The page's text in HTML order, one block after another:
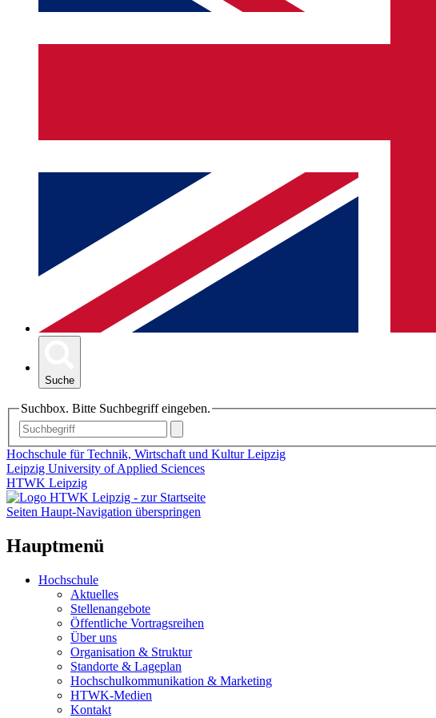
Suche
Suchbox. Bitte Suchbegriff eingeben.
Hochschule für Technik, Wirtschaft und Kultur Leipzig
Leipzig University of Applied Sciences
HTWK Leipzig
Seiten Haupt-Navigation überspringen
Hauptmenü
Hochschule
Aktuelles
Stellenangebote
Öffentliche Vortragsreihen
Über uns
Organisation & Struktur
Standorte & Lageplan
Hochschulkommunikation & Marketing
HTWK-Medien
Kontakt